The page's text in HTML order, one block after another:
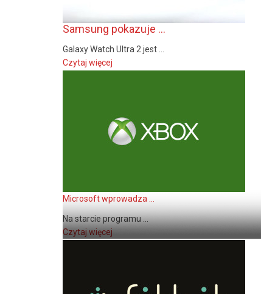
Samsung pokazuje ...
Galaxy Watch Ultra 2 jest ...
Czytaj więcej
Microsoft wprowadza ...
Na starcie programu ...
Czytaj więcej